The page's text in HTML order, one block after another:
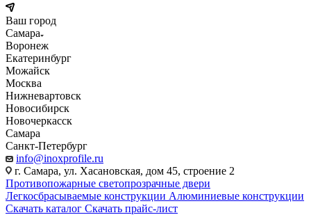
Ваш город
Самара
Воронеж
Екатеринбург
Можайск
Москва
Нижневартовск
Новосибирск
Новочеркасск
Самара
Санкт-Петербург
info@inoxprofile.ru
г. Самара, ул. Хасановская, дом 45, строение 2
Противопожарные светопрозрачные двери
Легкосбрасываемые конструкции Алюминиевые конструкции
Скачать каталог Скачать прайс-лист